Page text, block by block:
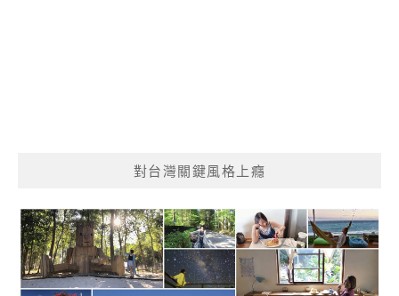
對台灣關鍵風格上癮